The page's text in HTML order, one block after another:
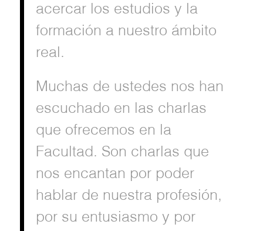
acercar los estudios y la
formación a nuestro ámbito
real.
Muchas de ustedes nos han
escuchado en las charlas
que ofrecemos en la
Facultad. Son charlas que
nos encantan por poder
hablar de nuestra profesión,
por su entusiasmo y por